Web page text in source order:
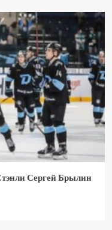
Сергей Брылин